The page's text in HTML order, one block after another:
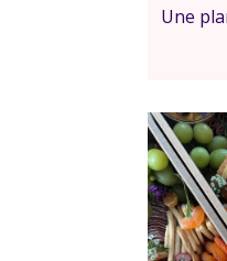
Une